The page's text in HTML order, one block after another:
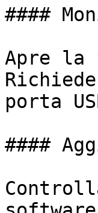
####
Apre
porta
####